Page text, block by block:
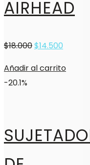
AIRHEAD
$18.000$14.500
Añadir al carrito
-20.1%